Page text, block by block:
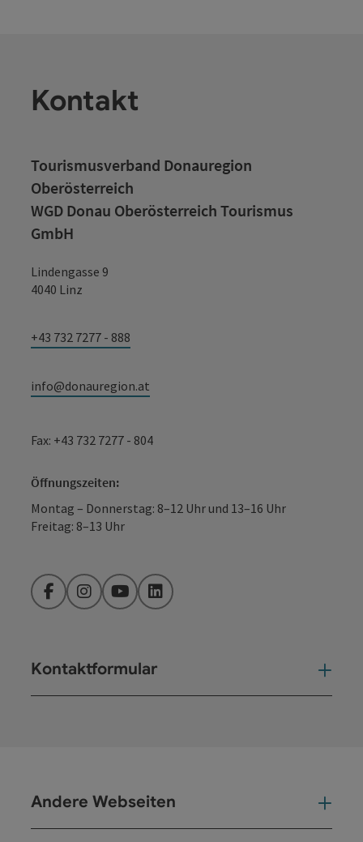
Kontakt
Tourismusverband Donauregion
Oberösterreich
WGD Donau Oberösterreich Tourismus
GmbH
Lindengasse 9
4040 Linz
+43 732 7277 - 888
info@donauregion.at
Fax: +43 732 7277 - 804
Öffnungszeiten:
Montag – Donnerstag: 8–12 Uhr und 13–16 Uhr
Freitag: 8–13 Uhr
FacebookInstagramYouTubeLinkedIn
Kontaktformular
Andere Webseiten